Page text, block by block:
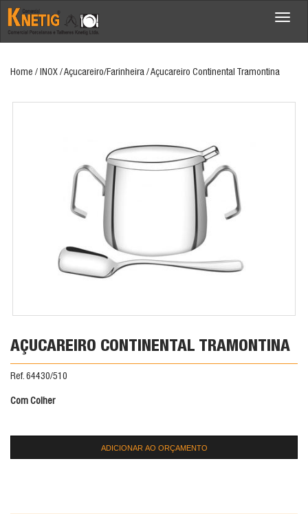
Menu
Home / INOX / Açucareiro/Farinheira / Açucareiro Continental Tramontina
AÇUCAREIRO CONTINENTAL TRAMONTINA
Ref. 64430/510
Com Colher
ADICIONAR AO ORÇAMENTO